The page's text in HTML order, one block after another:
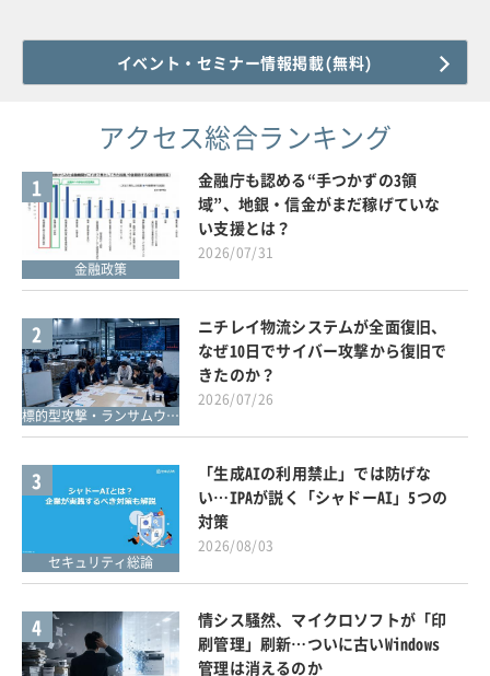
イベント・セミナー情報掲載(無料)
アクセス総合ランキング
1
金融政策
金融庁も認める“手つかずの3領
域”、地銀・信金がまだ稼げていな
い支援とは？
2026/07/31
2
標的型攻撃・ランサムウェア対策
ニチレイ物流システムが全面復旧、
なぜ10日でサイバー攻撃から復旧で
きたのか？
2026/07/26
3
セキュリティ総論
「生成AIの利用禁止」では防げな
い…IPAが説く「シャドーAI」5つの
対策
2026/08/03
4
情シス騒然、マイクロソフトが「印
刷管理」刷新…ついに古いWindows
管理は消えるのか